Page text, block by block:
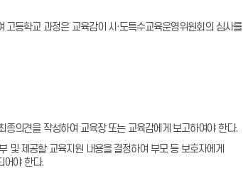
등학교 과정은 교육감이 시·도특수교육운영위원회의 심사를
의견을 작성하여 교육장 또는 교육감에게 보고하여야 한다.
제공할 교육지원 내용을 결정하여 부모 등 보호자에게
어야 한다.